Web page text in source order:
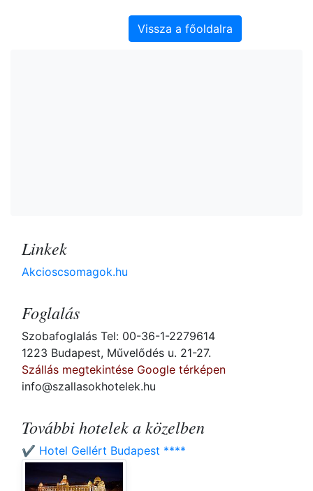
Vissza a főoldalra
Linkek
Akcioscsomagok.hu
Foglalás
Szobafoglalás Tel: 00-36-1-2279614
1223 Budapest, Művelődés u. 21-27.
Szállás megtekintése Google térképen
info@szallasokhotelek.hu
További hotelek a közelben
✔️ Hotel Gellért Budapest ****